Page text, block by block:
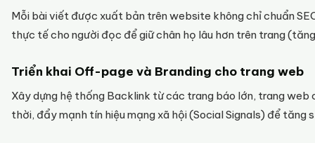
Mỗi bài viết được xuất bản trên website không chỉ chuẩn
thực tế cho người đọc để giữ chân họ lâu hơn trên trang
Triển khai Off-page và Branding cho trang web
Xây dựng hệ thống Backlink từ các trang báo lớn, trang web
thời, đẩy mạnh tín hiệu mạng xã hội (Social Signals) để tăng